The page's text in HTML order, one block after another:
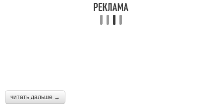
читать дальше →